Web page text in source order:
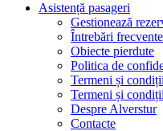
Asistență pasageri
Gestionează
Întrebări frecvente
Obiecte pierdute
Politica de
Termeni și
Termeni și
Despre Alverstur
Contacte